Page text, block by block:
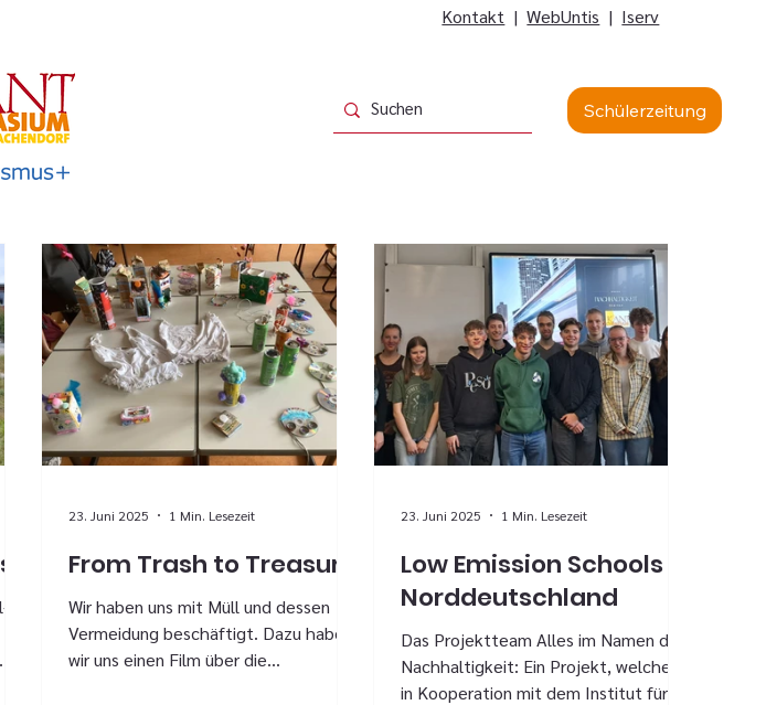
Kontakt |WebUntis | Iserv
Schülerzeitung
From Trash to Treasure
Wir haben uns mit Müll und dessen
Vermeidung beschäftigt. Dazu haben
wir uns einen Film über die
23. Juni 2025 1 Min. Lesezeit
Low Emission Schools in
Norddeutschland
Das Projektteam Alles im Namen der
Nachhaltigkeit: Ein Projekt, welches
in Kooperation mit dem Institut für
23. Juni 2025 1 Min. Lesezeit